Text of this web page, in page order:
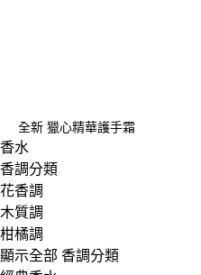
全新 獵心精華護手霜
香水
香調分類
花香調
木質調
柑橘調
顯示全部 香調分類